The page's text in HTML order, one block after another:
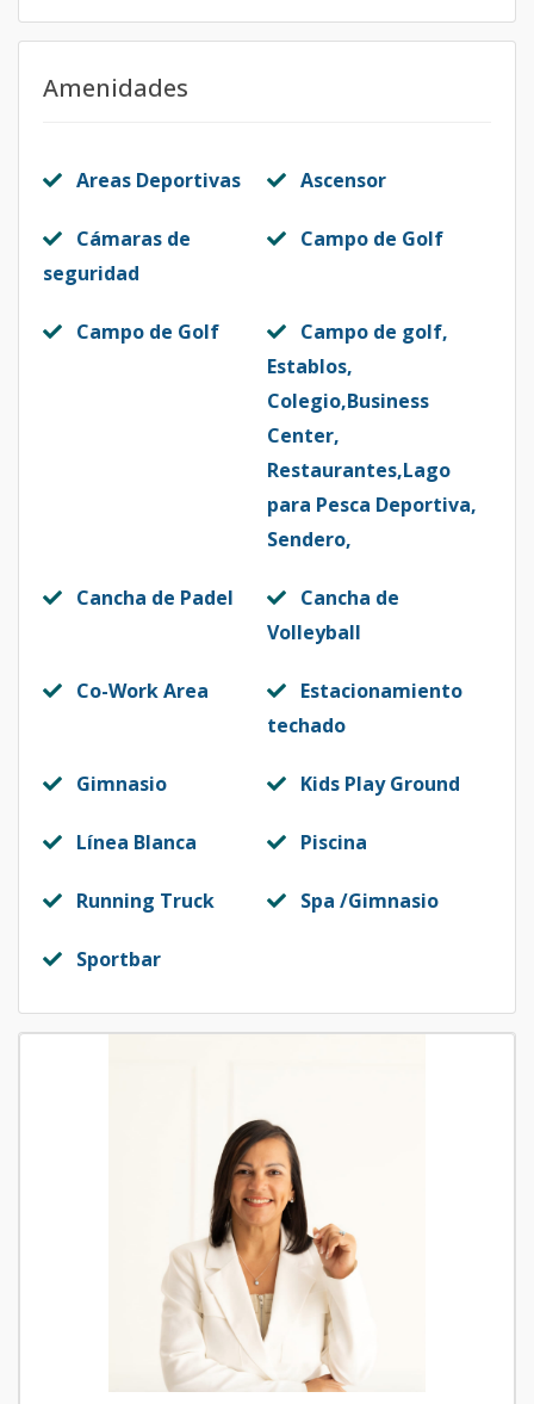
Amenidades
Areas Deportivas Ascensor
Cámaras de
seguridad
Campo de Golf
Campo de Golf
Campo de golf,
Establos,
Colegio,Business
Center,
Restaurantes,Lago
para Pesca Deportiva,
Sendero,
Cancha de Padel
Cancha de
Volleyball
Co-Work Area
Estacionamiento
techado
Gimnasio Kids Play Ground
Línea Blanca Piscina
Running Truck Spa /Gimnasio
Sportbar